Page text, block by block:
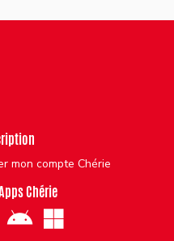
mon compte Chérie
Chérie